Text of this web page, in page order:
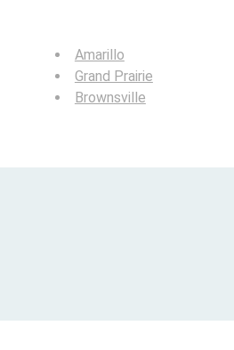
Amarillo
Grand Prairie
Brownsville